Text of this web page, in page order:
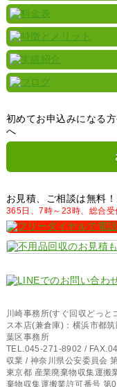
初めてお申込みになる
へ
お見積、ご相談は無料
365日、7時～23時、総合受
川崎事務所(すぐ回収どっ
ス本店(兼倉庫)：横浜市都
葉区事務所
TEL.045-271-8902 /
収業 / 神奈川県公安委員会
東京都 産業廃棄物収集運搬
棄物収集運搬業許可番号 第